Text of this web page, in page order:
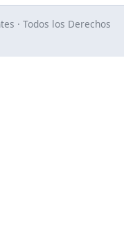
· Todos los Derechos